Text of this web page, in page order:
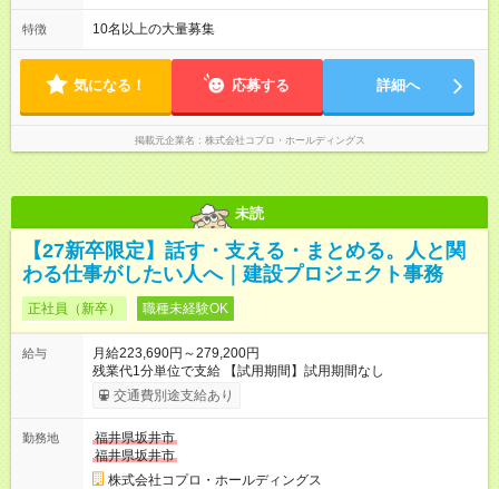
る日が多い働き方です。 毎日の業務は進捗管理や事務が中心な
ので、 「今日やるべき仕事」が終われば、自然と区切りをつけ
方を大切にしています。
特徴 10名以上の大量募集
気になる！ 応募する 詳細へ
掲載元企業名 株式会社コプロ・ホールディングス
未読
【27新卒限定】話す・支える・まとめる。人と関
わる仕事がしたい人へ｜建設プロジェクト事務
正社員（新卒） 職種未経験OK
給与
月給223,690円～279,200円
残業代1分単位で支給 【試用期間】試用期間なし
交通費別途支給あり
勤務地
福井県坂井市
福井県坂井市
株式会社コプロ・ホールディングス